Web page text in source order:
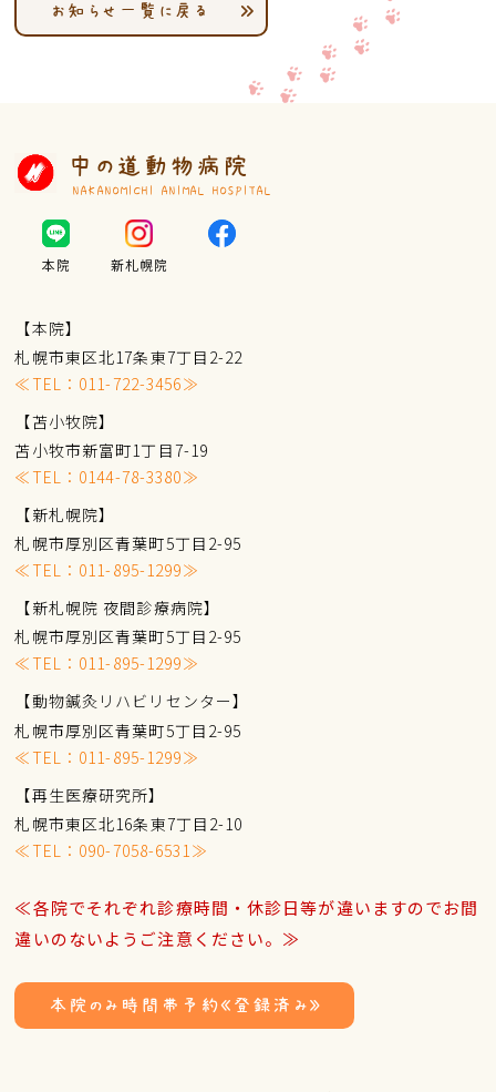
お知らせ一覧に戻る
中の道動物病院
NAKANOMICHI ANIMAL HOSPITAL
本院 新札幌院
【本院】
札幌市東区北17条東7丁目2-22
≪TEL： 011-722-3456≫
【苫小牧院】
苫小牧市新富町1丁目7-19
≪TEL： 0144-78-3380≫
【新札幌院】
札幌市厚別区青葉町5丁目2-95
≪TEL： 011-895-1299≫
【新札幌院 夜間診療病院】
札幌市厚別区青葉町5丁目2-95
≪TEL： 011-895-1299≫
【動物鍼灸リハビリセンター】
札幌市厚別区青葉町5丁目2-95
≪TEL： 011-895-1299≫
【再生医療研究所】
札幌市東区北16条東7丁目2-10
≪TEL： 090-7058-6531 ≫
≪各院でそれぞれ診療時間・休診日等が違いますのでお間
違いのないようご注意ください。≫
本院のみ時間帯予約《登録済み》